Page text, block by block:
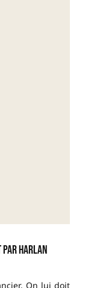
Harlan
On lui doit